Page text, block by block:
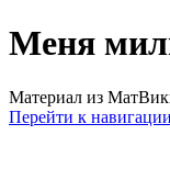
Меня
Материал из
Перейти к навигации